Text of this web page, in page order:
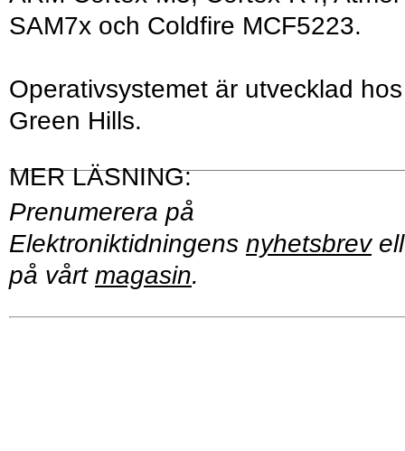
SAM7x och Coldfire MCF5223.
Operativsystemet är utvecklad hos
Green Hills.
Prenumerera på
Elektroniktidningens nyhetsbrev
på vårt magasin.